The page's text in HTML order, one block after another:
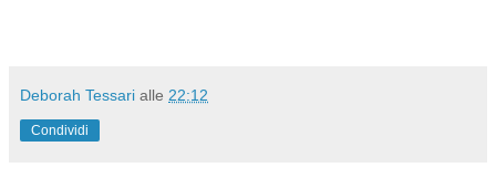
Deborah Tessari alle 22:12
Condividi